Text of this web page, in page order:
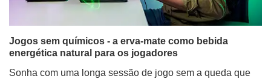
Jogos sem químicos - a erva-mate como bebida
energética natural para os jogadores
Sonha com uma longa sessão de jogo sem a queda que